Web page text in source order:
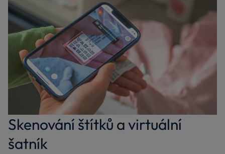
Skenování štítků a virtuální
šatník